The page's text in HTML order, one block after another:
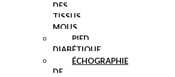
DES
TISSUS
MOUS
PIED
DIABÉTIQUE
ÉCHOGRAPHIE
DE